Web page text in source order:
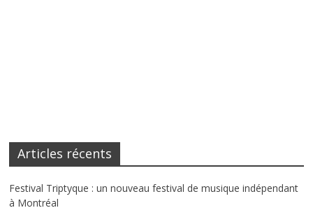
Articles récents
Festival Triptyque : un nouveau festival de musique indépendant
à Montréal